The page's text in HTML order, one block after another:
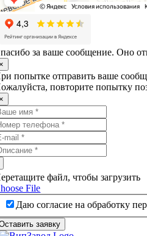
за ваше сообщение. Оно
попытке отправить ваше
повторите попытку
файл, чтобы загрузить
File
Даю согласие на обработку
заявку